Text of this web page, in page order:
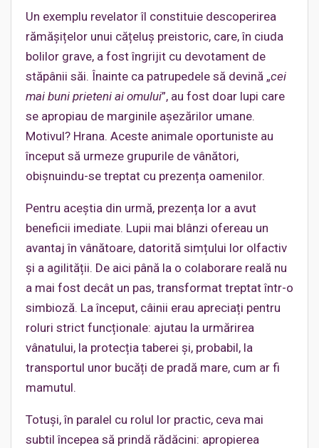
Un exemplu revelator îl constituie descoperirea
rămășițelor unui cățeluș preistoric, care, în ciuda
bolilor grave, a fost îngrijit cu devotament de
stăpânii săi. Înainte ca patrupedele să devină „cei
mai buni prieteni ai omului”, au fost doar lupi care
se apropiau de marginile așezărilor umane.
Motivul? Hrana. Aceste animale oportuniste au
început să urmeze grupurile de vânători,
obișnuindu-se treptat cu prezența oamenilor.
Pentru aceștia din urmă, prezența lor a avut
beneficii imediate. Lupii mai blânzi ofereau un
avantaj în vânătoare, datorită simțului lor olfactiv
și a agilității. De aici până la o colaborare reală nu
a mai fost decât un pas, transformat treptat într-o
simbioză. La început, câinii erau apreciați pentru
roluri strict funcționale: ajutau la urmărirea
vânatului, la protecția taberei și, probabil, la
transportul unor bucăți de pradă mare, cum ar fi
mamutul.
Totuși, în paralel cu rolul lor practic, ceva mai
subtil începea să prindă rădăcini: apropierea